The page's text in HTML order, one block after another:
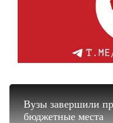
Вузы завершили
бюджетные места